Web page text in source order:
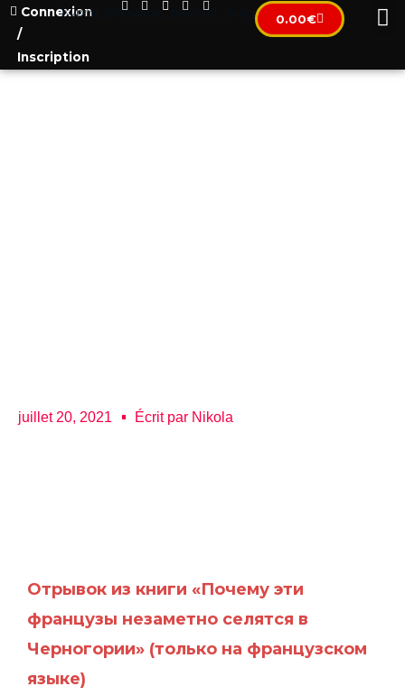
Connexion
/
Inscription
[wpml_language_selector_widget] 0.00€
juillet 20, 2021 Écrit par Nikola
Отрывок из книги «Почему эти
французы незаметно селятся в
Черногории» (только на французском
языке)